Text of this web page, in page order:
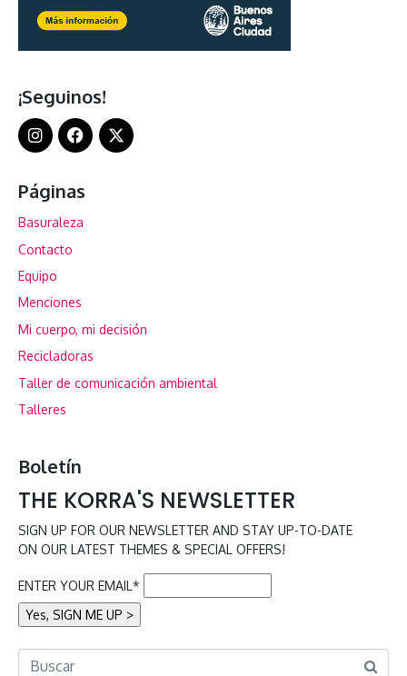
¡Seguinos!
Páginas
Basuraleza
Contacto
Equipo
Menciones
Mi cuerpo, mi decisión
Recicladoras
Taller de comunicación ambiental
Talleres
Boletín
THE KORRA'S NEWSLETTER
SIGN UP FOR OUR NEWSLETTER AND STAY UP-TO-DATE
ON OUR LATEST THEMES & SPECIAL OFFERS!
ENTER YOUR EMAIL*